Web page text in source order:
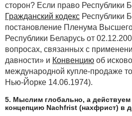
сторон? Если право Республики
Гражданский кодекс Республики
постановление Пленума
Республики Беларусь от
вопросах, связанных с
давности» и Конвенцию об
международной купле-продаже
Нью-Йорке 14.06.1974).
5. Мыслим глобально, а
концепцию Nachfrist (нахфрист) в